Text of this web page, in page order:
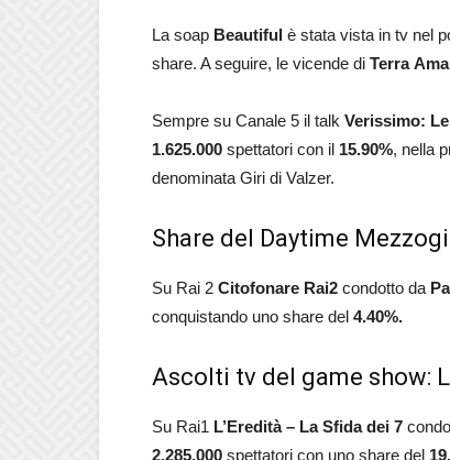
La soap Beautiful è stata vista in tv nel
share. A seguire, le vicende di Terra
Sempre su Canale 5 il talk Verissimo:
1.625.000 spettatori con il 15.90%, nella
denominata Giri di Valzer.
Share del Daytime
Su Rai 2 Citofonare Rai2 condotto da
conquistando uno share del 4.40%.
Ascolti tv del game show:
Su Rai1 L’Eredità – La Sfida dei 7
2.285.000 spettatori con uno share del